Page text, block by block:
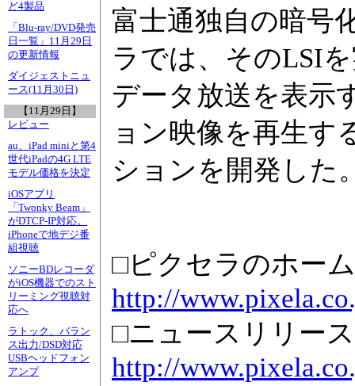
ど4製品
「Blu-ray/DVD発売
日一覧」11月29日
の更新情報
ダイジェストニュ
ース(11月30日)
【11月29日】
レビュー
au、iPad miniと第4
世代iPadの4G LTE
モデル価格を決定
iOSアプリ
「Twonky Beam」
がDTCP-IP対応。
iPhoneで地デジ番
組視聴
ソニーBDレコーダ
がiOS機器でのスト
リーミング視聴対
応へ
ラトック、バラン
ス出力/DSD対応
USBヘッドフォン
アンプ
富士通独自の暗号
ラでは、そのLSI
データ放送を表示
ョン映像を再生す
ションを開発した
□ピクセラのホー
http://
□ニュースリリース
http://